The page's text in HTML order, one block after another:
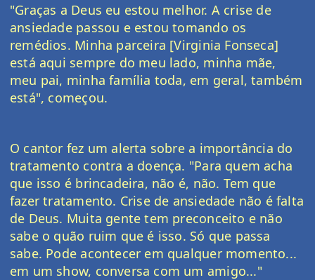
"Graças a Deus eu estou melhor. A crise de
ansiedade passou e estou tomando os
remédios. Minha parceira [Virginia Fonseca]
está aqui sempre do meu lado, minha mãe,
meu pai, minha família toda, em geral, também
está", começou.
O cantor fez um alerta sobre a importância do
tratamento contra a doença. "Para quem acha
que isso é brincadeira, não é, não. Tem que
fazer tratamento. Crise de ansiedade não é falta
de Deus. Muita gente tem preconceito e não
sabe o quão ruim que é isso. Só que passa
sabe. Pode acontecer em qualquer momento...
em um show, conversa com um amigo..."